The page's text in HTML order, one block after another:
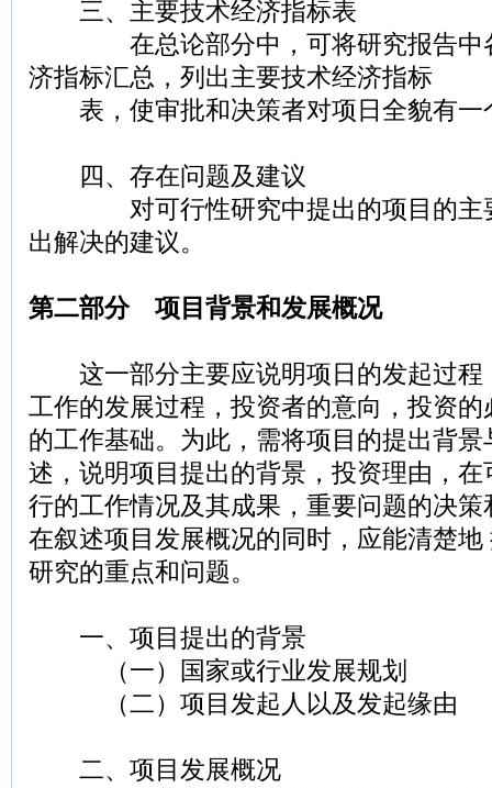
三、主要技术经济指标表
在总论部分中，可将研究报告中各
济指标汇总，列出主要技术经济指标
表，使审批和决策者对项日全貌有一
四、存在问题及建议
对可行性研究中提出的项目的主要
出解决的建议。
第二部分 项目背景和发展概况
这一部分主要应说明项日的发起过程
工作的发展过程，投资者的意向，投资
的工作基础。为此，需将项目的提出背
述，说明项目提出的背景，投资理由，
行的工作情况及其成果，重要问题的决
在叙述项目发展概况的同时，应能清楚
研究的重点和问题。
一、项目提出的背景
（一）国家或行业发展规划
（二）项目发起人以及发起缘由
二、项目发展概况